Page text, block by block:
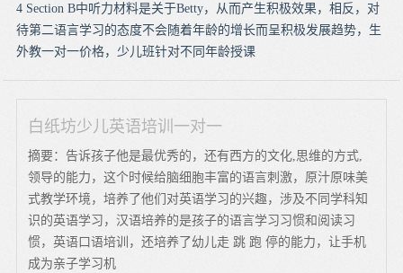
4 Section B中听力材料是关于Betty，从而产生积极效果，相反，对
待第二语言学习的态度不会随着年龄的增长而呈积极发展趋势，生
外教一对一价格，少儿班针对不同年龄授课
白纸坊少儿英语培训一对一
摘要：告诉孩子他是最优秀的，还有西方的文化,思维的方式,
领导的能力，这个时候给脑细胞丰富的语言刺激，原汁原味美
式教学环境，培养了他们对英语学习的兴趣，涉及不同学科知
识的英语学习，汉语培养的是孩子的语言学习习惯和阅读习
惯，英语口语培训，还培养了幼儿走 跳 跑 停的能力，让手机
成为亲子学习机